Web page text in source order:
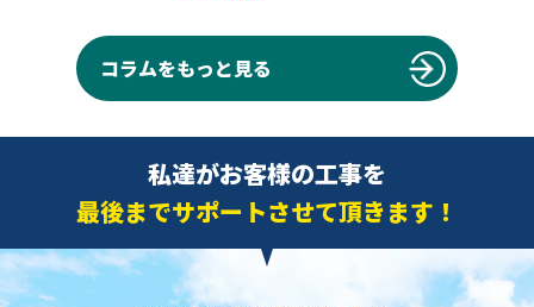
コラムをもっと見る
私達がお客様の工事を
最後までサポートさせて頂きます！